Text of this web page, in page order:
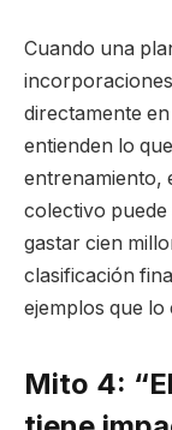
Cuando una
directamente
entienden lo
entrenamiento,
colectivo
gastar cien
clasificación
ejemplos que
Mito 4: